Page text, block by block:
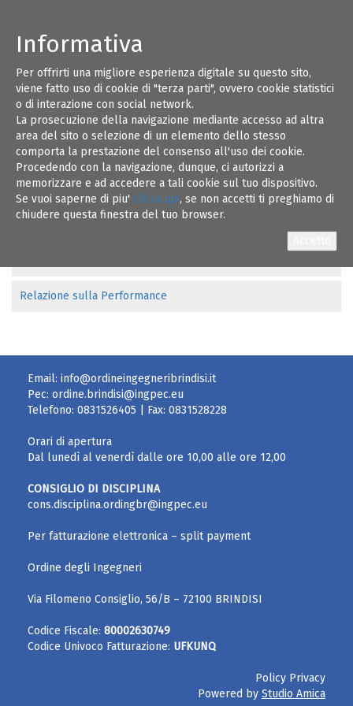
Informativa
Per offrirti una migliore esperienza digitale su questo sito,
viene fatto uso di cookie di "terza parti", ovvero cookie statistici
o di interazione con social network.
La prosecuzione della navigazione mediante accesso ad altra
area del sito o selezione di un elemento dello stesso
comporta la prestazione del consenso all'uso dei cookie.
Procedendo con la navigazione, dunque, ci autorizzi a
memorizzare e ad accedere a tali cookie sul tuo dispositivo.
Se vuoi saperne di piu' clicca qui, se non accetti ti preghiamo di
chiudere questa finestra del tuo browser.
Amministrazione Trasparente
Performance
Ammontare complessivo dei premi
Benessere organizzativo
Dati relativi ai premi
Relazione sulla Performance
Email: info@ordineingegneribrindisi.it
Pec: ordine.brindisi@ingpec.eu
Telefono: 0831526405 | Fax: 0831528228
Orari di apertura
Dal lunedì al venerdì dalle ore 10,00 alle ore 12,00
CONSIGLIO DI DISCIPLINA
cons.disciplina.ordingbr@ingpec.eu
Per fatturazione elettronica – split payment
Ordine degli Ingegneri
Via Filomeno Consiglio, 56/B – 72100 BRINDISI
Codice Fiscale: 80002630749
Codice Univoco Fatturazione: UFKUNQ
Policy Privacy
Powered by Studio Amica